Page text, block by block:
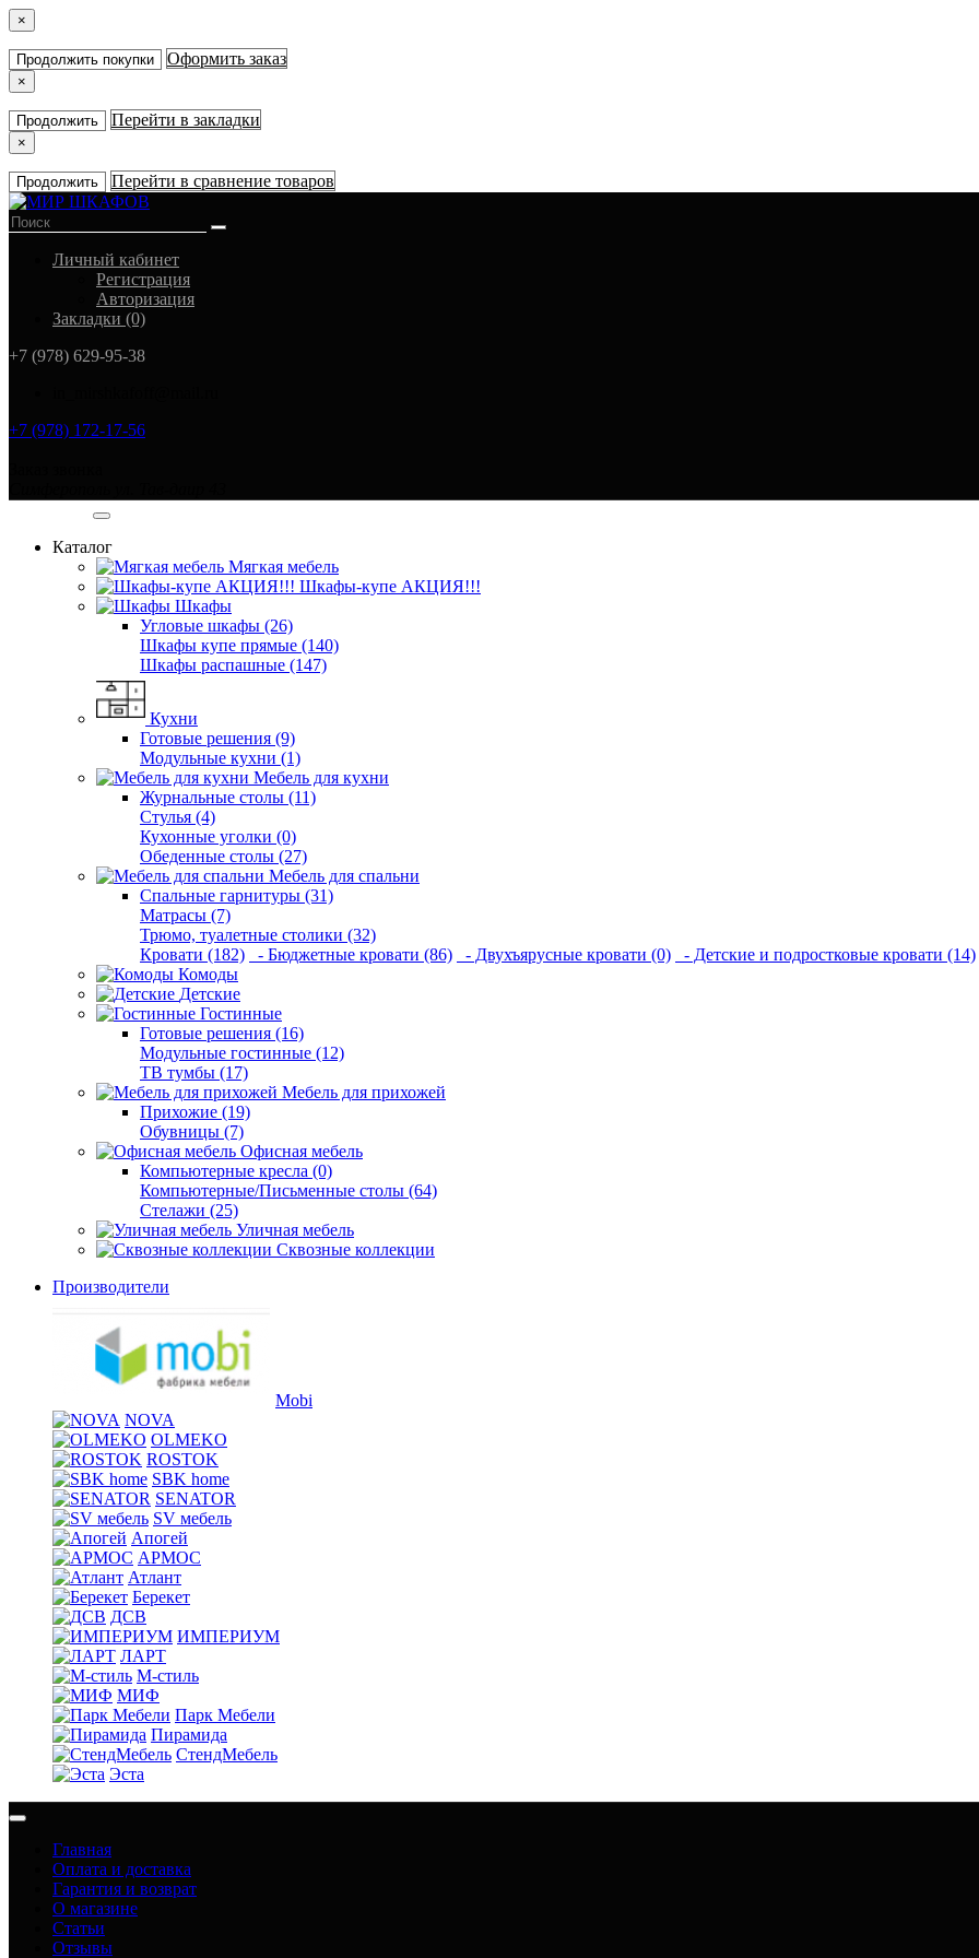
×
Продолжить покупки Оформить заказ
×
Продолжить Перейти в закладки
×
Продолжить Перейти в сравнение товаров
Личный кабинет
Регистрация
Авторизация
Закладки (0)
+7 (978) 629-95-38
+7 (978) 172-17-56
Каталог
Мягкая мебель
Шкафы-купе АКЦИЯ!!!
Шкафы
Угловые шкафы (26)
Шкафы купе прямые (140)
Шкафы распашные (147)
Кухни
Готовые решения (9)
Модульные кухни (1)
Мебель для кухни
Журнальные столы (11)
Стулья (4)
Кухонные уголки (0)
Обеденные столы (27)
Мебель для спальни
Спальные гарнитуры (31)
Матрасы (7)
Трюмо, туалетные столики (32)
Кровати (182)
- Бюджетные кровати (86) - Двухъярусные кровати (0) - Детские и подростковые кровати (14)
Комоды
Детские
Гостинные
Готовые решения (16)
Модульные гостинные (12)
ТВ тумбы (17)
Мебель для прихожей
Прихожие (19)
Обувницы (7)
Офисная мебель
Компьютерные кресла (0)
Компьютерные/Письменные столы (64)
Стелажи (25)
Уличная мебель
Сквозные коллекции
Производители
Mobi
NOVA
OLMEKO
ROSTOK
SBK home
SENATOR
SV мебель
Апогей
АРМОС
Атлант
Берекет
ДСВ
ИМПЕРИУМ
ЛАРТ
М-стиль
МИФ
Парк Мебели
Пирамида
СтендМебель
Эста
Главная
Оплата и доставка
Гарантия и возврат
О магазине
Статьи
Отзывы